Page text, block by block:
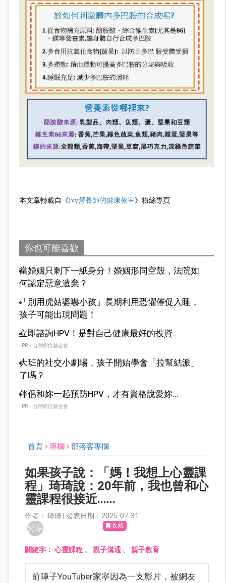
本文章轉載自《Ivy營養師的健康教室》粉絲專頁
你也可能喜歡
當婚姻只剩下一紙身分！婚姻形同空殼，法院如
何認定惡意遺棄？
「別用虎姑婆嚇小孩」長期利用恐懼催促入睡，
孩子可能出現問題！
立即諮詢HPV！是對自己健康最好的投資...
PR・台灣癌症基金會
大班的社交小劇場，孩子開始學會「拉幫結派」
了嗎？
伴侶和妳一起預防HPV，才有資格說愛妳...
PR・台灣癌症基金會
首頁 專欄 部落客專欄
如果孩子說：「媽！我想上心靈課
程」琦琦說：20年前，我也曾和心
靈課程很接近......
作者： 琦琦 | 發表日期：2025-07-31
分享 收藏
關鍵字：心靈課程 、親子溝通 、親子教育
前陣子YouTuber家寧因為一支影片，被網友